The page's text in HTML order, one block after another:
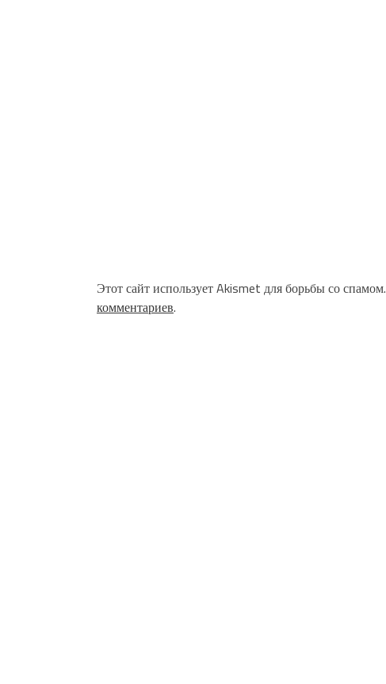
Этот сайт использует Akismet для борьбы со спамом.
комментариев.